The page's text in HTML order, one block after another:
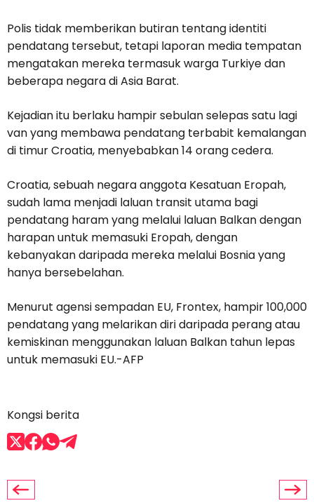
Polis tidak memberikan butiran tentang identiti
pendatang tersebut, tetapi laporan media tempatan
mengatakan mereka termasuk warga Turkiye dan
beberapa negara di Asia Barat.
Kejadian itu berlaku hampir sebulan selepas satu lagi
van yang membawa pendatang terbabit kemalangan
di timur Croatia, menyebabkan 14 orang cedera.
Croatia, sebuah negara anggota Kesatuan Eropah,
sudah lama menjadi laluan transit utama bagi
pendatang haram yang melalui laluan Balkan dengan
harapan untuk memasuki Eropah, dengan
kebanyakan daripada mereka melalui Bosnia yang
hanya bersebelahan.
Menurut agensi sempadan EU, Frontex, hampir 100,000
pendatang yang melarikan diri daripada perang atau
kemiskinan menggunakan laluan Balkan tahun lepas
untuk memasuki EU.-AFP
Kongsi berita